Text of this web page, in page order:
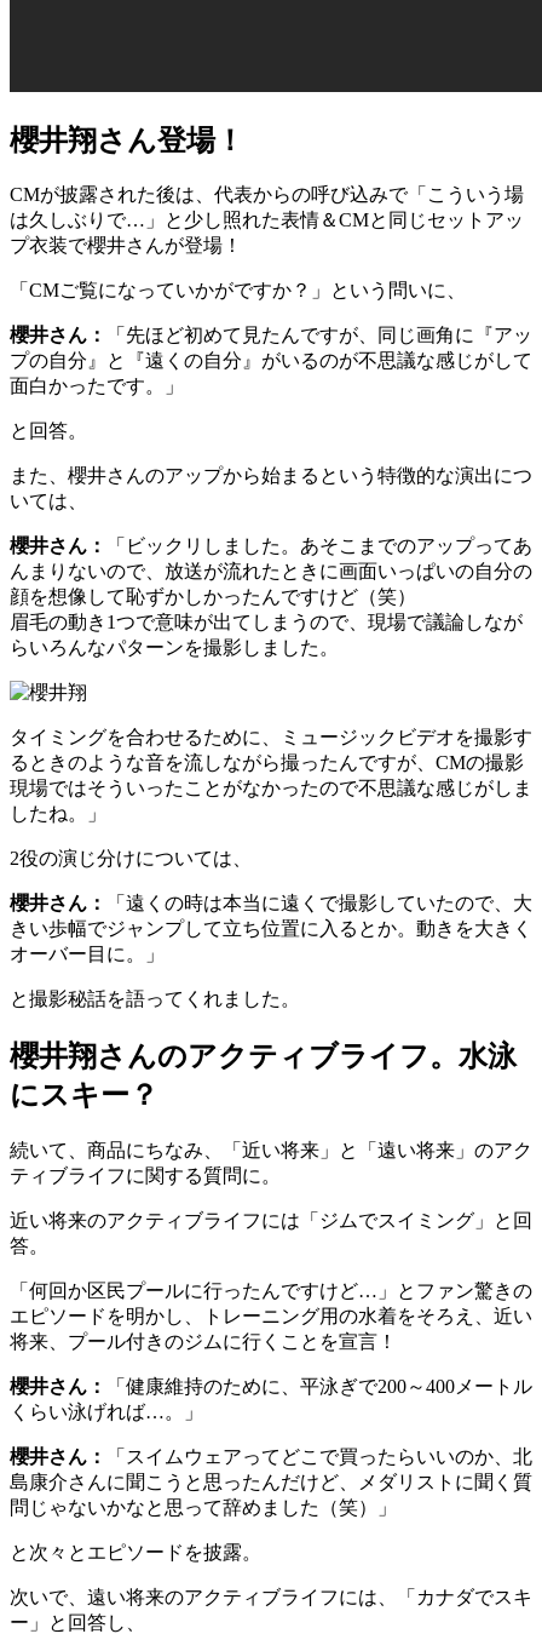
櫻井翔さん登場！
CMが披露された後は、代表からの呼び込みで「こういう場
は久しぶりで…」と少し照れた表情＆CMと同じセットアッ
プ衣装で櫻井さんが登場！
「CMご覧になっていかがですか？」という問いに、
櫻井さん：
「先ほど初めて見たんですが、同じ画角に『アッ
プの自分』と『遠くの自分』がいるのが不思議な感じがして
面白かったです。」
と回答。
また、櫻井さんのアップから始まるという特徴的な演出につ
いては、
櫻井さん：
「ビックリしました。あそこまでのアップってあ
んまりないので、放送が流れたときに画面いっぱいの自分の
顔を想像して恥ずかしかったんですけど（笑）
眉毛の動き1つで意味が出てしまうので、現場で議論しなが
らいろんなパターンを撮影しました。
タイミングを合わせるために、ミュージックビデオを撮影す
るときのような音を流しながら撮ったんですが、CMの撮影
現場ではそういったことがなかったので不思議な感じがしま
したね。」
2役の演じ分けについては、
櫻井さん：
「遠くの時は本当に遠くで撮影していたので、大
きい歩幅でジャンプして立ち位置に入るとか。動きを大きく
オーバー目に。」
と撮影秘話を語ってくれました。
櫻井翔さんのアクティブライフ。水泳
にスキー？
続いて、商品にちなみ、「近い将来」と「遠い将来」のアク
ティブライフに関する質問に。
近い将来のアクティブライフには「ジムでスイミング」と回
答。
「何回か区民プールに行ったんですけど…」とファン驚きの
エピソードを明かし、トレーニング用の水着をそろえ、近い
将来、プール付きのジムに行くことを宣言！
櫻井さん：
「健康維持のために、平泳ぎで200～400メートル
くらい泳げれば…。」
櫻井さん：
「スイムウェアってどこで買ったらいいのか、北
島康介さんに聞こうと思ったんだけど、メダリストに聞く質
問じゃないかなと思って辞めました（笑）」
と次々とエピソードを披露。
次いで、遠い将来のアクティブライフには、「カナダでスキ
ー」と回答し、